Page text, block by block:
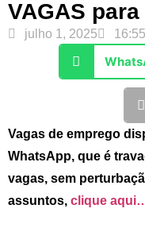
VAGAS
julho 1, 2025 16:55
Vagas de emprego
WhatsApp, que é
vagas, sem
assuntos, clique